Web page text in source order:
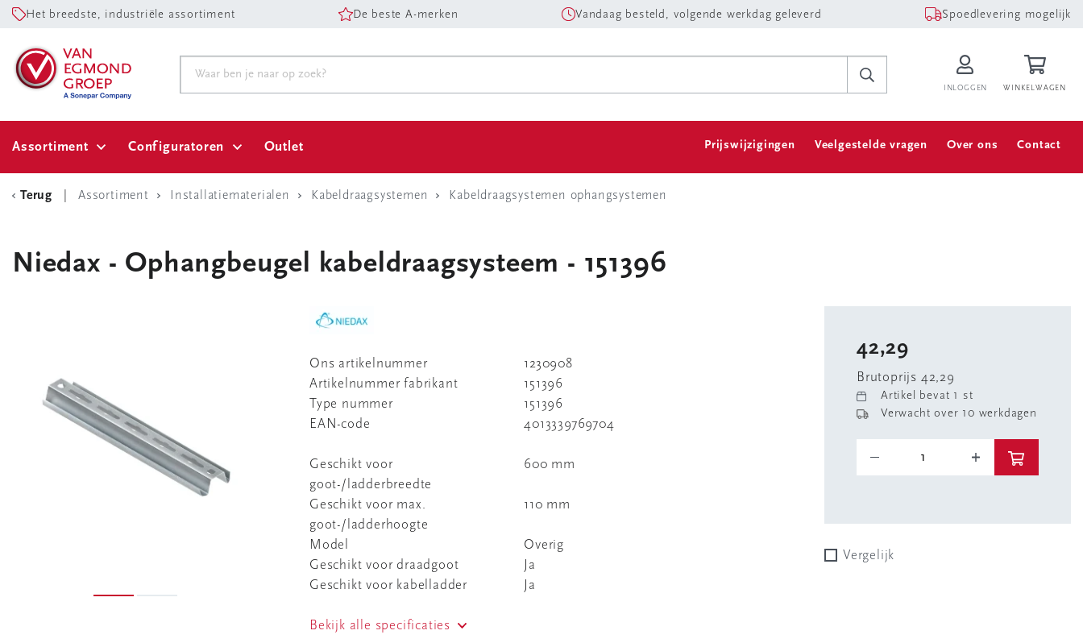
Het breedste, industriële assortiment De beste A-merken Vandaag besteld, volgende werkdag geleverd Spoedlevering mogelijk
INLOGGEN WINKELWAGEN
Assortiment Configuratoren Outlet Prijswijzigingen Veelgestelde vragen Over ons Contact
Terug Assortiment Installatiematerialen Kabeldraagsystemen Kabeldraagsystemen ophangsystemen
Niedax - Ophangbeugel kabeldraagsysteem - 151396
Ons artikelnummer
1230908
Artikelnummer fabrikant
151396
Type nummer
151396
EAN-code
4013339769704
Geschikt voor
goot-/ladderbreedte
600 mm
Geschikt voor max.
goot-/ladderhoogte
110 mm
Model
Overig
Geschikt voor draadgoot
Ja
Geschikt voor kabelladder
Ja
Bekijk alle specificaties
42,29
Brutoprijs 42,29
Artikel bevat 1 st
Verwacht over 10 werkdagen
Vergelijk